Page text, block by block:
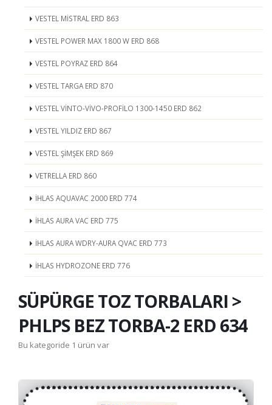
VESTEL MİSTRAL ERD 863
VESTEL POWER MAX 1800 W ERD 868
VESTEL POYRAZ ERD 864
VESTEL TARGA ERD 870
VESTEL VİNTO-VİVO-PROFİLO 1300-1450 ERD 862
VESTEL YILDIZ ERD 867
VESTEL ŞİMŞEK ERD 869
VETRELLA ERD 860
İHLAS AQUAVAC 2000 ERD 774
İHLAS AURA VAC ERD 775
İHLAS AURA WDRY-AURA QVAC ERD 773
İHLAS HYDROZONE ERD 776
SÜPÜRGE TOZ TORBALARI >
PHLPS BEZ TORBA-2 ERD 634
Bu kategoride 1 ürün var